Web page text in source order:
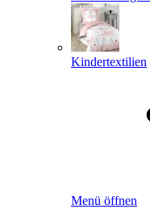
Kindertextilien
Menü öffnen